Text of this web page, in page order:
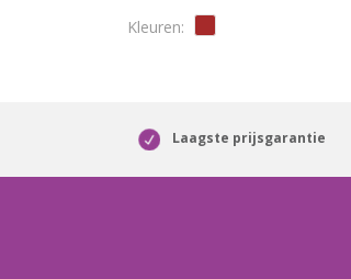
Laagste prijsgarantie